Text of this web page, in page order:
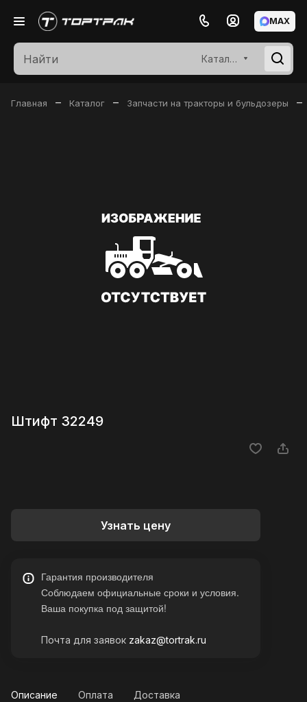
Каталог
MAX
Главная – Каталог – Запчасти на тракторы и бульдозеры –
Штифт 32249
Узнать цену
Гарантия производителя
Соблюдаем официальные сроки и условия.
Ваша покупка под защитой!
Почта для заявок zakaz@tortrak.ru
Описание Оплата Доставка